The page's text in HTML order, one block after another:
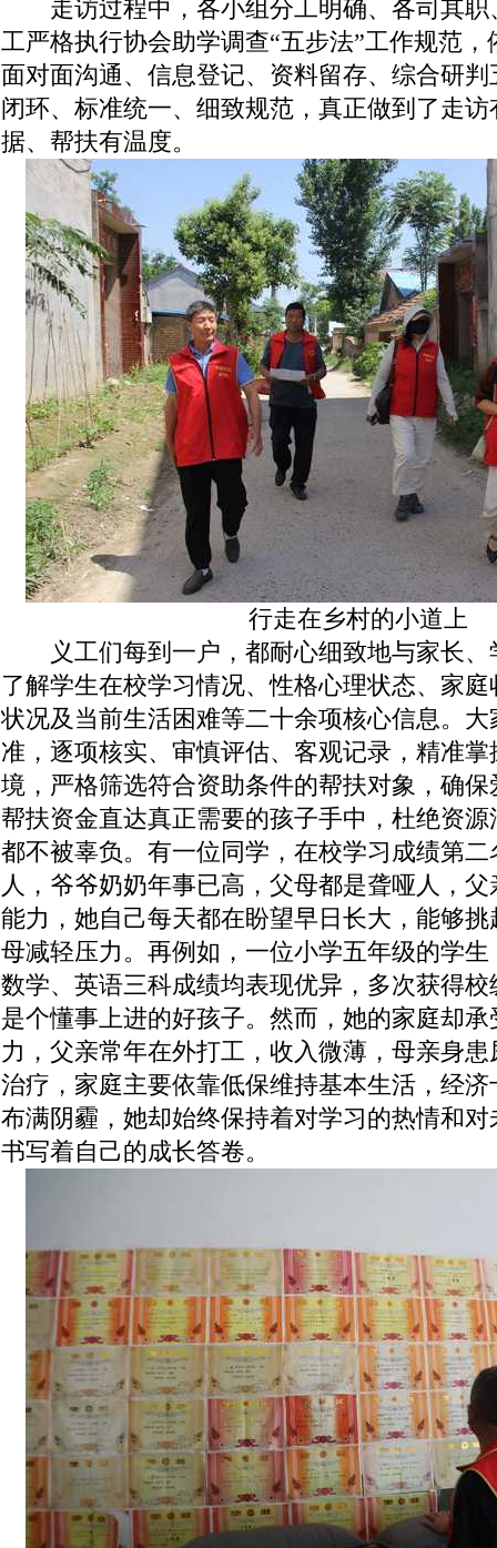
走访过程中，各小组分工明确、各司其职
工严格执行协会助学调查“五步法”工作规范
面对面沟通、信息登记、资料留存、综合研
闭环、标准统一、细致规范，真正做到了走
据、帮扶有温度。
行走在乡村的小道上
义工们每到一户，都耐心细致地与家长、
了解学生在校学习情况、性格心理状态、家
状况及当前生活困难等二十余项核心信息。
准，逐项核实、审慎评估、客观记录，精准
境，严格筛选符合资助条件的帮扶对象，确
帮扶资金直达真正需要的孩子手中，杜绝资
都不被辜负。有一位同学，在校学习成绩第
人，爷爷奶奶年事已高，父母都是聋哑人，
能力，她自己每天都在盼望早日长大，能够
母减轻压力。再例如，一位小学五年级的学
数学、英语三科成绩均表现优异，多次获得
是个懂事上进的好孩子。然而，她的家庭却
力，父亲常年在外打工，收入微薄，母亲身
治疗，家庭主要依靠低保维持基本生活，经
布满阴霾，她却始终保持着对学习的热情和
书写着自己的成长答卷。